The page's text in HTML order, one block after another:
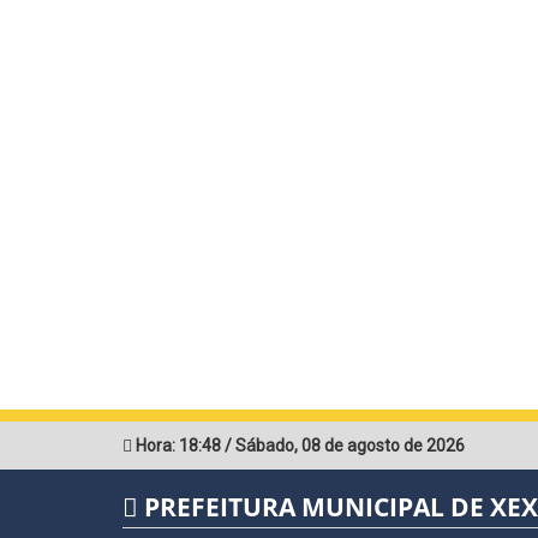
Hora: 18:48/Sábado,08 de agosto de 2026
PREFEITURA MUNICIPAL DE